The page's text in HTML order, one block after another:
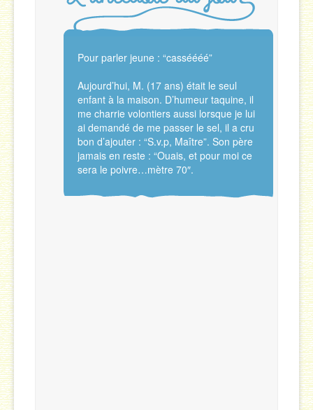
Pour parler jeune : “casséééé”
Aujourd’hui, M. (17 ans) était le seul
enfant à la maison. D’humeur taquine, il
me charrie volontiers aussi lorsque je lui
ai demandé de me passer le sel, il a cru
bon d’ajouter : “S.v.p, Maître”. Son père
jamais en reste : “Ouais, et pour moi ce
sera le poivre…mètre 70″.